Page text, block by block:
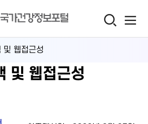
및 웹접근성
및 웹접근성